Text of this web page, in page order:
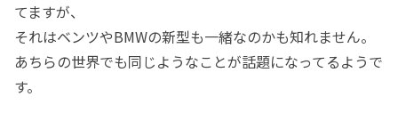
てますが、
それはベンツやBMWの新型も一緒なのかも知れません。
あちらの世界でも同じようなことが話題になってるようで
す。